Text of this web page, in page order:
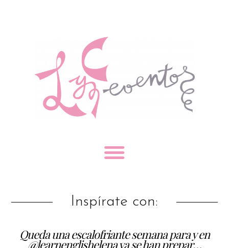
Inspírate con:
Queda una escalofriante semana para y en
@learnenglishelena ya se han prepar…